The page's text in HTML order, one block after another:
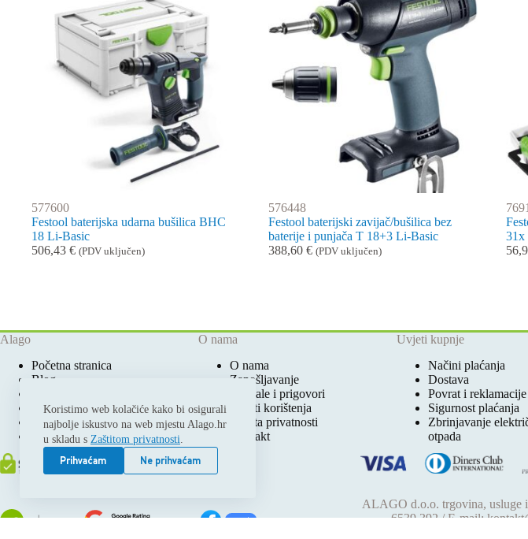
Koristimo web kolačiće kako bi osigurali
najbolje iskustvo na web mjestu Alago.hr
u skladu s Zaštitom privatnosti.
Prihvaćam
Ne prihvaćam
577600
Festool baterijska udarna bušilica BHC
18 Li-Basic
506,43 € (PDV uključen)
576448
Festool baterijski zavijač/bušilica bez
baterije i punjača T 18+3 Li-Basic
388,60€ (PDV uključen)
31x
Alago
Početna stranica
Blog
Prodajna mjesta
Katalozi i cjenici
Moj račun
O nama
O nama
Zapošljavanje
Pohvale i prigovori
Uvjeti korištenja
Zaštita privatnosti
Kontakt
Uvjeti kupnje
Načini plaćanja
Dostava
Povrat i reklamacije
Sigurnost plaćanja
Zbrinjavanje
otpada
ALAGO d.o.o. trgovina, usluge
6539 392 / E-mail: